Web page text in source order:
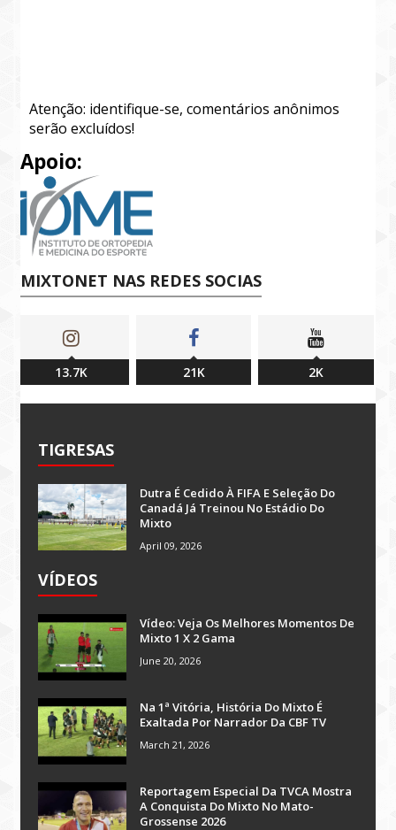
Atenção: identifique-se, comentários anônimos
serão excluídos!
Apoio:
MIXTONET NAS REDES SOCIAS
13.7K 21K 2K
TIGRESAS
Dutra É Cedido À FIFA E Seleção Do
Canadá Já Treinou No Estádio Do
Mixto
April 09, 2026
VÍDEOS
Vídeo: Veja Os Melhores Momentos De
Mixto 1 X 2 Gama
June 20, 2026
Na 1ª Vitória, História Do Mixto É
Exaltada Por Narrador Da CBF TV
March 21, 2026
Reportagem Especial Da TVCA Mostra
A Conquista Do Mixto No Mato-
Grossense 2026